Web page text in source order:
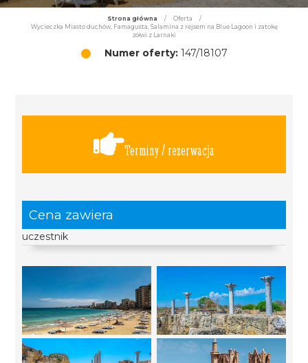
Strona główna / Oferta
/
Wycieczka Miasto duchów, Famagusta, Salamina z rejsem na Blue Lagoon i zatokę
żółwi z Larnaki
Numer oferty:147/18107
Terminy / rezerwacja
Cena zawiera
uczestnik